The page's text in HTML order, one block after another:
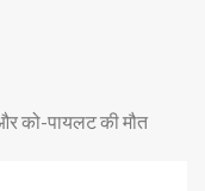
को-पायलट की मौत